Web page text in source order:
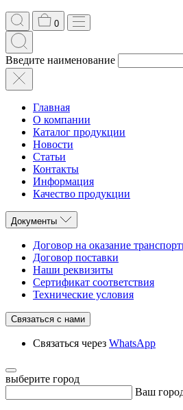
0
Введите наименование
Главная
О компании
Каталог продукции
Новости
Статьи
Контакты
Информация
Качество продукции
Документы
Договор на оказание
Договор поставки
Наши реквизиты
Сертификат соответствия
Технические условия
Связаться с нами
Связаться через WhatsApp
выберите город
Ваш